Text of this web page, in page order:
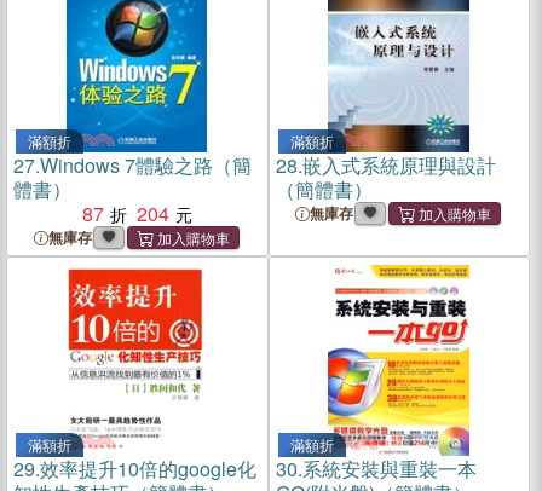
滿額折
27.Windows 7體驗之路（簡
體書）
87
204
無庫存
滿額折
28.嵌入式系統原理與設計
（簡體書）
無庫存
滿額折
29.效率提升10倍的google化
滿額折
30.系統安裝與重裝一本